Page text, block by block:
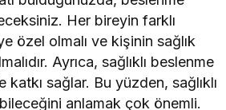
Her bireyin farklı
özel olmalı ve kişinin sağlık
Ayrıca, sağlıklı beslenme
sağlar. Bu yüzden, sağlıklı
anlamak çok önemli.